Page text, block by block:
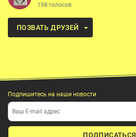
198 голосов
ПОЗВАТЬ ДРУЗЕЙ
Подпишитесь на наши новости
ПОДПИСАТЬСЯ